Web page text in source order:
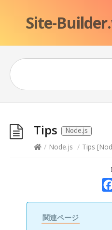
Site-
Tips
Node.js
/ Node.js / Tips [
関連ページ